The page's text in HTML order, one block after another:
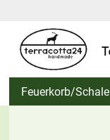
Feuerkorb/Schale